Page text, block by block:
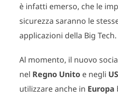
è infatti emerso, che le
sicurezza saranno le
applicazioni della Big Tech.
Al momento, il nuovo
nel Regno Unitoe negli
utilizzare anche in Europa